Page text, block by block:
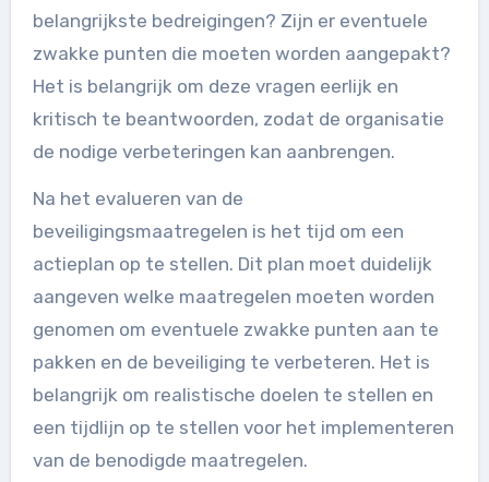
belangrijkste bedreigingen? Zijn er eventuele
zwakke punten die moeten worden aangepakt?
Het is belangrijk om deze vragen eerlijk en
kritisch te beantwoorden, zodat de organisatie
de nodige verbeteringen kan aanbrengen.
Na het evalueren van de
beveiligingsmaatregelen is het tijd om een
actieplan op te stellen. Dit plan moet duidelijk
aangeven welke maatregelen moeten worden
genomen om eventuele zwakke punten aan te
pakken en de beveiliging te verbeteren. Het is
belangrijk om realistische doelen te stellen en
een tijdlijn op te stellen voor het implementeren
van de benodigde maatregelen.